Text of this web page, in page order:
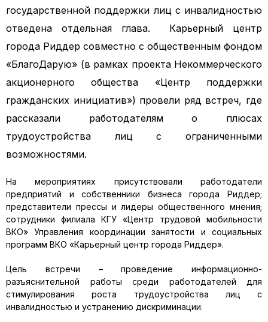
государственной поддержки лиц с инвалидностью
отведена отдельная глава. Карьерный центр
города Риддер совместно с общественным фондом
«БлагоДарую» (в рамках проекта Некоммерческого
акционерного общества «Центр поддержки
гражданских инициатив») провели ряд встреч, где
рассказали работодателям о плюсах
трудоустройства лиц с ограниченными
возможностями.
На мероприятиях присутствовали работодатели
предприятий и собственники бизнеса города Риддер;
представители прессы и лидеры общественного мнения;
сотрудники филиала КГУ «Центр трудовой мобильности
ВКО» Управления координации занятости и социальных
программ ВКО «Карьерный центр города Риддер».
Цель встречи – проведение информационно-
разъяснительной работы среди работодателей для
стимулирования роста трудоустройства лиц с
инвалидностью и устранению дискриминации.